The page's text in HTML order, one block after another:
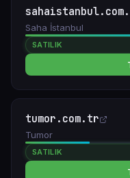
Saha İstanbul
SATILIK
tumor.com.tr
Tumor
SATILIK